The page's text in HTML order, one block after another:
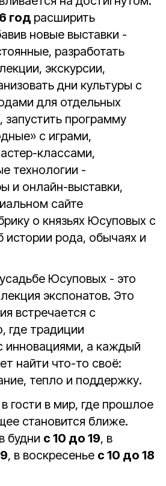
год расширить
новые выставки -
разработать
экскурсии,
дни культуры с
для отдельных
запустить программу
с играми,
классами,
технологии -
и онлайн-выставки,
сайте
о князьях Юсуповых с
истории рода, обычаях и
Юсуповых - это
экспонатов. Это
встречается с
где традиции
инновациями, а каждый
найти что-то своё:
тепло и поддержку.
гости в мир, где прошлое
становится ближе.
будни с 10 до 19, в
, в воскресенье с 10 до 18